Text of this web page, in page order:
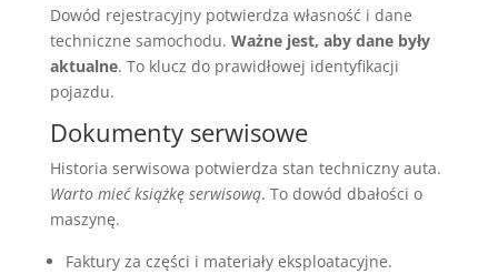
Dowód rejestracyjny potwierdza własność i dane
techniczne samochodu. Ważne jest, aby dane były
aktualne. To klucz do prawidłowej identyfikacji
pojazdu.
Dokumenty serwisowe
Historia serwisowa potwierdza stan techniczny auta.
Warto mieć książkę serwisową. To dowód dbałości o
maszynę.
Faktury za części i materiały eksploatacyjne.